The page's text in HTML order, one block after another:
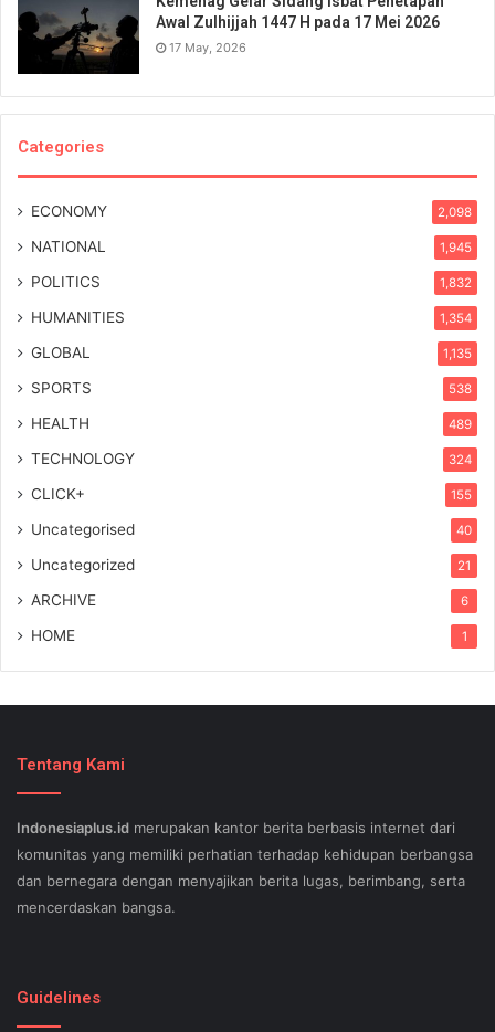
Awal Zulhijjah 1447 H pada 17 Mei 2026
17 May, 2026
Categories
ECONOMY 2,098
NATIONAL 1,945
POLITICS 1,832
HUMANITIES 1,354
GLOBAL 1,135
SPORTS 538
HEALTH 489
TECHNOLOGY 324
CLICK+ 155
Uncategorised 40
Uncategorized 21
ARCHIVE 6
HOME 1
Tentang Kami
Indonesiaplus.id merupakan kantor berita berbasis internet dari
komunitas yang memiliki perhatian terhadap kehidupan berbangsa
dan bernegara dengan menyajikan berita lugas, berimbang, serta
mencerdaskan bangsa.
your small business stand out exam gst from the opposition and
Guidelines